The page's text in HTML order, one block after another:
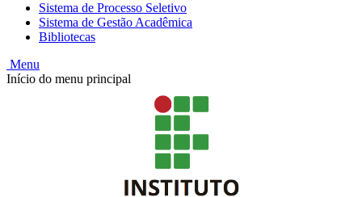
Sistema de Processo Seletivo
Sistema de Gestão Acadêmica
Bibliotecas
Menu
Início do menu principal